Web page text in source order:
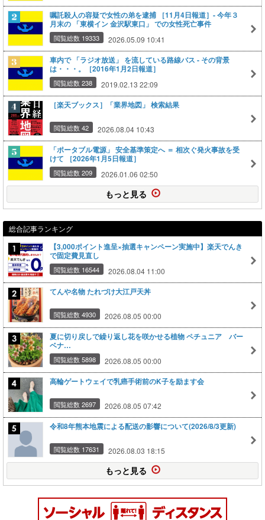
嘱託殺人の容疑で女性の弟を逮捕 ［11月4日報道］‐ 今年３
月末の 「東横イン 金沢駅東口」 での女性死亡事件
閲覧総数 19333 2026.05.09 10:41
車内で 「ラジオ放送」 を流している路線バス ‐ その背景
は・・・。［2016年1月2日報道］
閲覧総数 238 2019.02.13 22:09
［楽天ブックス］「業界地図」 検索結果
閲覧総数 42 2026.08.04 10:43
「ポータブル電源」 安全基準策定へ ＝ 相次ぐ発火事故を受
けて ［2026年1月5日報道］
閲覧総数 209 2026.01.06 02:50
もっと見る
総合記事ランキング
【3,000ポイント進呈×抽選キャンペーン実施中】楽天でんき
で固定費見直し
閲覧総数 16544 2026.08.04 11:00
てんや名物 たれづけ大江戸天丼
閲覧総数 4930 2026.08.05 00:00
夏に切り戻しで繰り返し花を咲かせる植物 ペチュニア バー
ベナ…
閲覧総数 5898 2026.08.05 00:00
高輪ゲートウェイで乳癌手術前のK子を励ます会
閲覧総数 2697 2026.08.05 07:42
令和8年熊本地震による配送の影響について(2026/8/3更新)
閲覧総数 17631 2026.08.03 18:15
もっと見る